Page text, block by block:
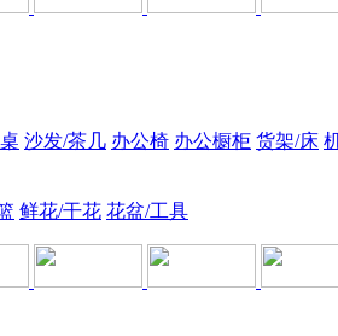
沙发/茶几 办公椅 办公橱柜 货架/床
鲜花/干花 花盆/工具